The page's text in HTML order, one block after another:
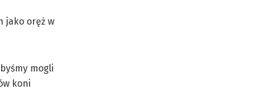
jako oręż w
mogli
koni